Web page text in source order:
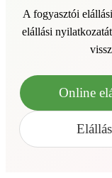
A fogyasztói
elállási
Online